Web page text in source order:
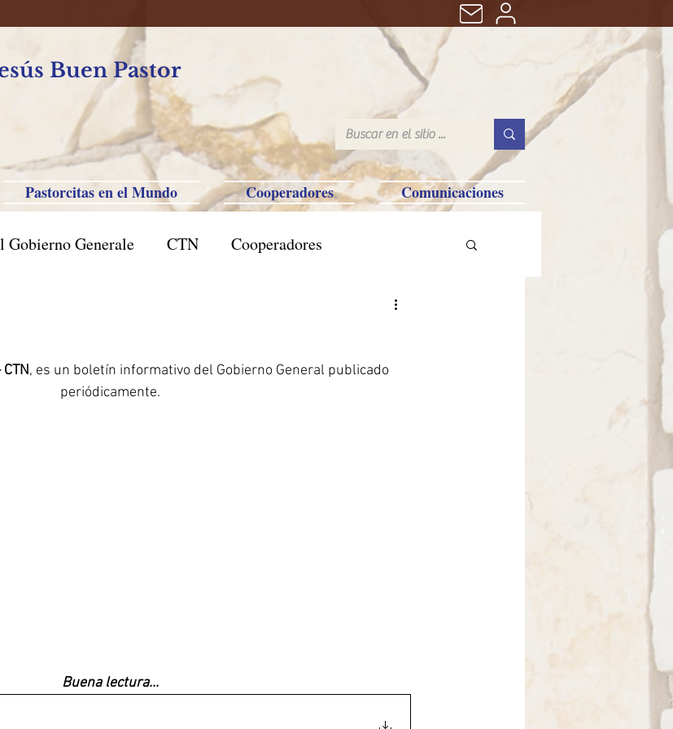
Buen Pastor
Pastorcitas en el Mundo Cooperadores Comunicaciones
Gobierno Generale CTN Cooperadores
Sul Filipinas-Australia-Saipan-Taiwan
del Sur Familia Paulina Provincia Brasil
, es un boletín informativo del Gobierno General publicado
periódicamente.
Buena lectura...